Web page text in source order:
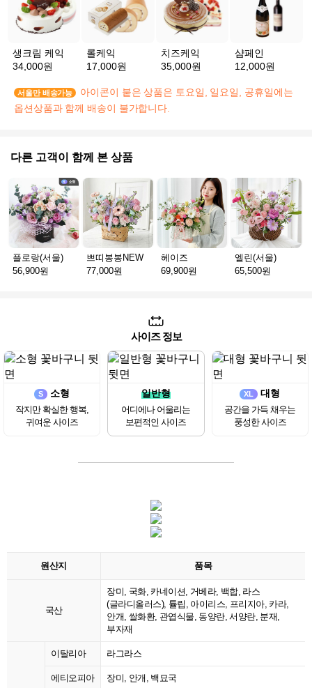
생크림 케익
34,000원
롤케익
17,000원
치즈케익
35,000원
샴페인
12,000원
서울만 배송가능
아이콘이 붙은 상품은 토요일, 일요일, 공휴일에는
옵션상품과 함께 배송이 불가합니다.
다른 고객이 함께 본 상품
플로랑(서울)
56,900원
쁘띠봉봉NEW
77,000원
헤이즈
69,900원
엘린(서울)
65,500원
사이즈 정보
S 소형
작지만 확실한 행복,
귀여운 사이즈
일반형
어디에나 어울리는
보편적인 사이즈
XL 대형
공간을 가득 채우는
풍성한 사이즈
원산지 품목
국산
장미, 국화, 카네이션, 거베라, 백합, 라스
(글라디올러스), 튤립, 아이리스, 프리지아, 카라,
안개, 쌀화환, 관엽식물, 동양란, 서양란, 분재,
부자재
이탈리아 라그라스
에티오피아 장미, 안개, 백묘국